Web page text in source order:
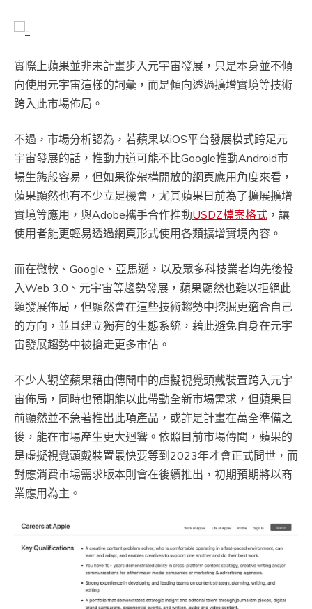
實際上蘋果並非未計畫步入元宇宙發展，只是本身並不傾
向使用元宇宙這樣的詞彙，而是傾向透過擴增實境等技術
跨入此市場佈局。
不過，市場分析認為，若蘋果以iOS平台發展模式跨足元
宇宙發展的話，推動力道可能不比Google推動Android市
場生態般容易，但如果從架構開放的網頁應用角度來看，
蘋果顯然也有不少立足機會，尤其蘋果日前為了擴展擴增
實境等應用，與Adobe攜手合作推動USDZ檔案格式 ，讓
使用者能更輕易透過網頁形式使用各類擴增實境內容。
而在微軟、Google、亞馬遜，以及眾多科技業者均先後投
入Web 3.0、元宇宙等趨勢發展，蘋果顯然也難以拒絕此
類發展佈局，但顯然會在這些技術趨勢中挖掘更適合自己
的方向，並且建立獨有的生態系統，藉此避免自身在元宇
宙發展趨勢中被搶走更多市佔。
不少人觀望蘋果藉由傳聞中的虛擬視覺頭戴裝置跨入元宇
宙佈局，同時也預期能以此帶動全新市場需求，但蘋果目
前顯然並不急著推出此項產品，或許是計畫在萬全準備之
後，能在市場產生更大迴響。依照目前市場傳聞，蘋果的
是虛擬視覺頭戴裝置最快要等到2023年才會正式問世，而
對應消費市場需求版本則會在後續推出，初期預期將以商
業應用為主。